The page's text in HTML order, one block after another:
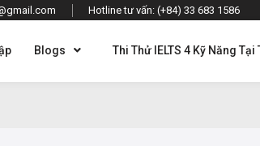
Hotline tư vấn: (+84) 33 683 1586
Blogs Thi Thử IELTS 4 Kỹ Năng Tại